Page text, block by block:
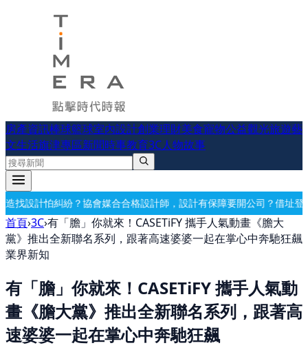
房產資訊棒球籃球室內設計創業理財美食寵物公益觀光旅遊藝
文生活旗津專區新聞時事教育3C人物故事
合合格設計師，設計有保障要開公司？借址登記・公司設立・工商登記
首頁›3C›有「膽」你就來！CASETiFY 攜手人氣動畫《膽大
黨》推出全新聯名系列，跟著高速婆婆一起在掌心中奔馳狂飆
業界新知
有「膽」你就來！CASETiFY 攜手人氣動
畫《膽大黨》推出全新聯名系列，跟著高
速婆婆一起在掌心中奔馳狂飆